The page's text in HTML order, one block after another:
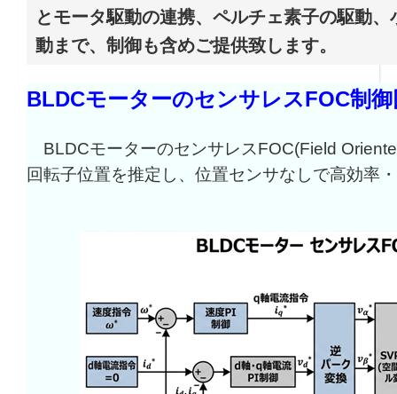
とモータ駆動の連携、ペルチェ素子の駆動
動まで、制御も含めご提供致します。
BLDCモーターのセンサレスFOC制御
BLDCモーターのセンサレスFOC(Field
回転子位置を推定し、位置センサなしで高効率